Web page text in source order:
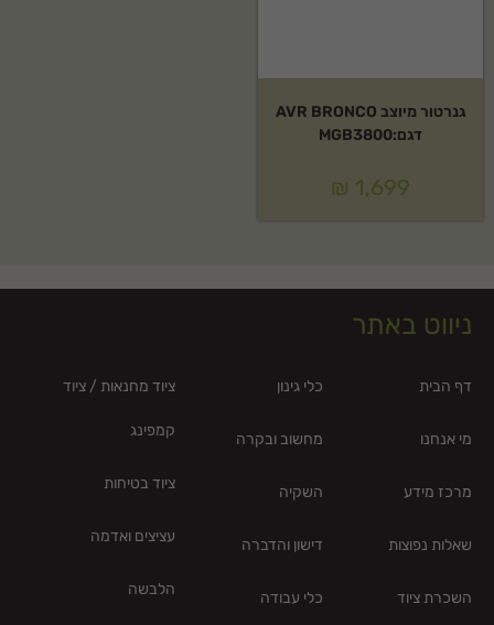
גנרטור מיוצב AVR BRONCO
דגם:MGB3800
₪ 1,699
ניווט באתר
דף הבית
מי אנחנו
מרכז מידע
שאלות נפוצות
השכרת ציוד
כלי גינון
מחשוב ובקרה
השקיה
דישון והדברה
כלי עבודה
ציוד מחנאות / ציוד
קמפינג
ציוד בטיחות
עציצים ואדמה
הלבשה